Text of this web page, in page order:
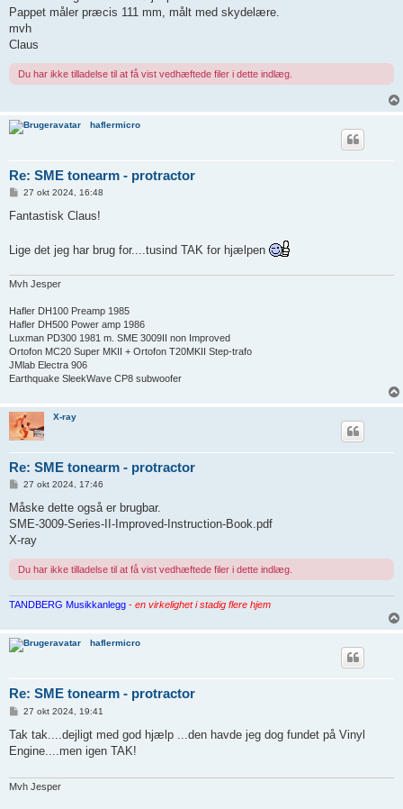
g
Pappet måler præcis 111 mm, målt med skydelære.
mvh
Claus
Du har ikke tilladelse til at få vist vedhæftede filer i dette indlæg.
haflermicro
Re: SME tonearm - protractor
d
27 okt 2024, 16:48
Fantastisk Claus!
Lige det jeg har brug for....tusind TAK for hjælpen
Mvh Jesper
Hafler DH100 Preamp 1985
Hafler DH500 Power amp 1986
Luxman PD300 1981 m. SME 3009II non Improved
Ortofon MC20 Super MKII + Ortofon T20MKII Step-trafo
JMlab Electra 906
Earthquake SleekWave CP8 subwoofer
X-ray
Re: SME tonearm - protractor
d
æ
g
27 okt 2024, 17:46
Måske dette også er brugbar.
SME-3009-Series-II-Improved-Instruction-Book.pdf
X-ray
Du har ikke tilladelse til at få vist vedhæftede filer i dette indlæg.
TANDBERG Musikkanlegg - en virkelighet i stadig flere hjem
haflermicro
Re: SME tonearm - protractor
d
æ
27 okt 2024, 19:41
Tak tak....dejligt med god hjælp ...den havde jeg dog fundet på Vinyl
Engine....men igen TAK!
Mvh Jesper